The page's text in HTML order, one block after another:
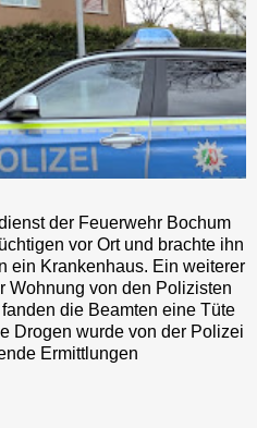
der Feuerwehr Bochum
vor Ort und brachte ihn
ein Krankenhaus. Ein weiterer
Wohnung von den Polizisten
die Beamten eine Tüte
Drogen wurde von der Polizei
Ermittlungen